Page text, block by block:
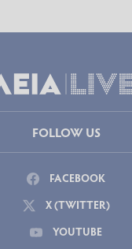
FOLLOW US
FACEBOOK
X (TWITTER)
YOUTUBE